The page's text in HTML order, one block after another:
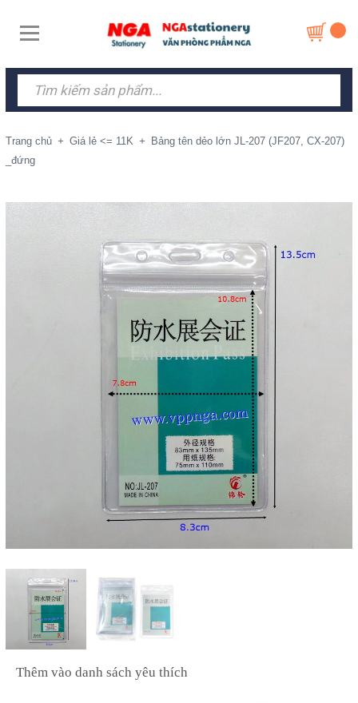
Trang chủ + Giá lẻ <= 11K +
Bảng tên dẻo lớn JL-207 (JF207, CX-207)
_đứng
Thêm vào danh sách yêu thích